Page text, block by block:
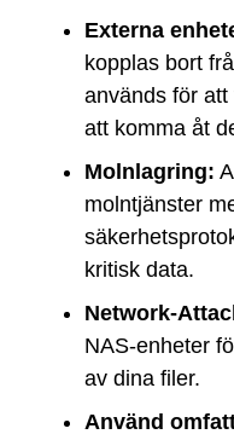
Externa
kopplas bort
används för
att komma åt
Molnlagring:
molntjänster
kritisk data.
Network-
NAS-enheter
av dina filer.
Använd